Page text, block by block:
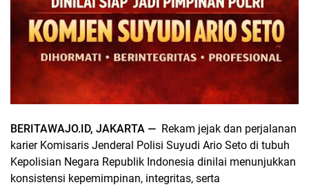
BERITAWAJO.ID, JAKARTA — Rekam jejak dan perjalanan
karier Komisaris Jenderal Polisi Suyudi Ario Seto di tubuh
Kepolisian Negara Republik Indonesia dinilai menunjukkan
konsistensi kepemimpinan, integritas, serta